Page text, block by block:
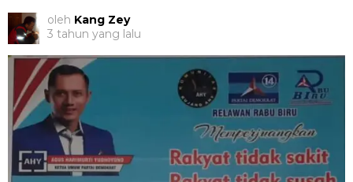
oleh Kang Zey
3 tahun yang lalu